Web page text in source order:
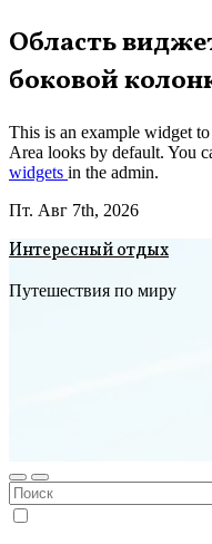
Перейти
к
содержимому
Область
боковой
This is an example widget
Area looks by default. You
widgets in the admin.
Пт. Авг 7th, 2026
Интересный отдых
Путешествия по миру